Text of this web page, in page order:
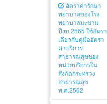
อัตราค่ารักษา
พยาบาลของโรง
พยาบาลมะขาม
ปีงบ 2565 ใช้อัตรา
เดียวกับคู่มืออัตรา
ค่าบริการ
สาธารณสุขของ
หน่วยบริการใน
สังกัดกระทรวง
สาธารณสุข
พ.ศ.2562